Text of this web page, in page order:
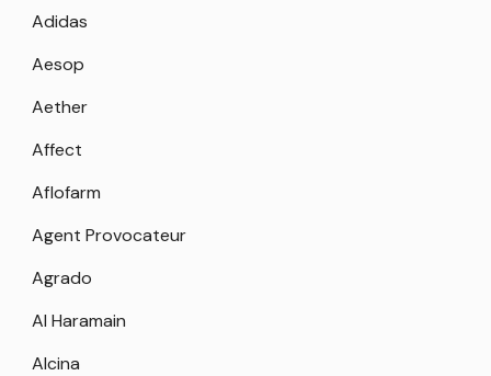
Adidas
Aesop
Aether
Affect
Aflofarm
Agent Provocateur
Agrado
Al Haramain
Alcina